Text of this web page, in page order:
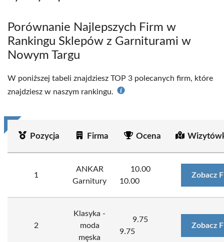
Porównanie Najlepszych Firm w
Rankingu Sklepów z Garniturami w
Nowym Targu
W poniższej tabeli znajdziesz TOP 3 polecanych firm, które
znajdziesz w naszym rankingu.
Pozycja Firma Ocena
1
ANKAR
Garnitury
10.00
10.00
Zobacz
2
Klasyka -
moda
męska
9.75
9.75
Zobacz